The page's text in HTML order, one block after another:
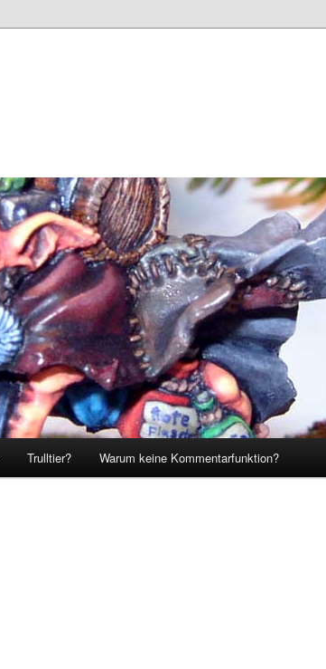
Trulltier? Warum keine Kommentarfunktion?